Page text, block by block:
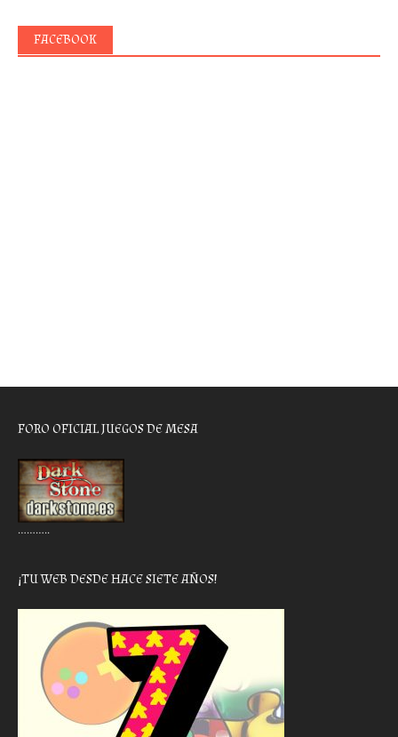
FACEBOOK
FORO OFICIAL JUEGOS DE MESA
………..
¡TU WEB DESDE HACE SIETE AÑOS!